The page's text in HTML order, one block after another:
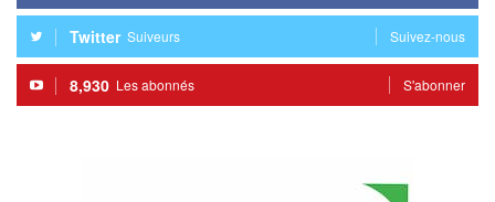
Twitter Suiveurs Suivez-nous
8,930 Les abonnés S'abonner